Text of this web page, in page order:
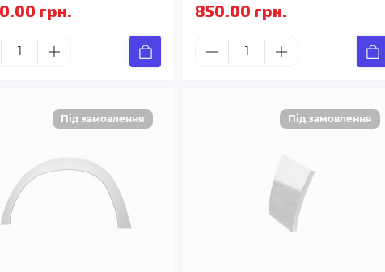
грн. 850.00 грн.